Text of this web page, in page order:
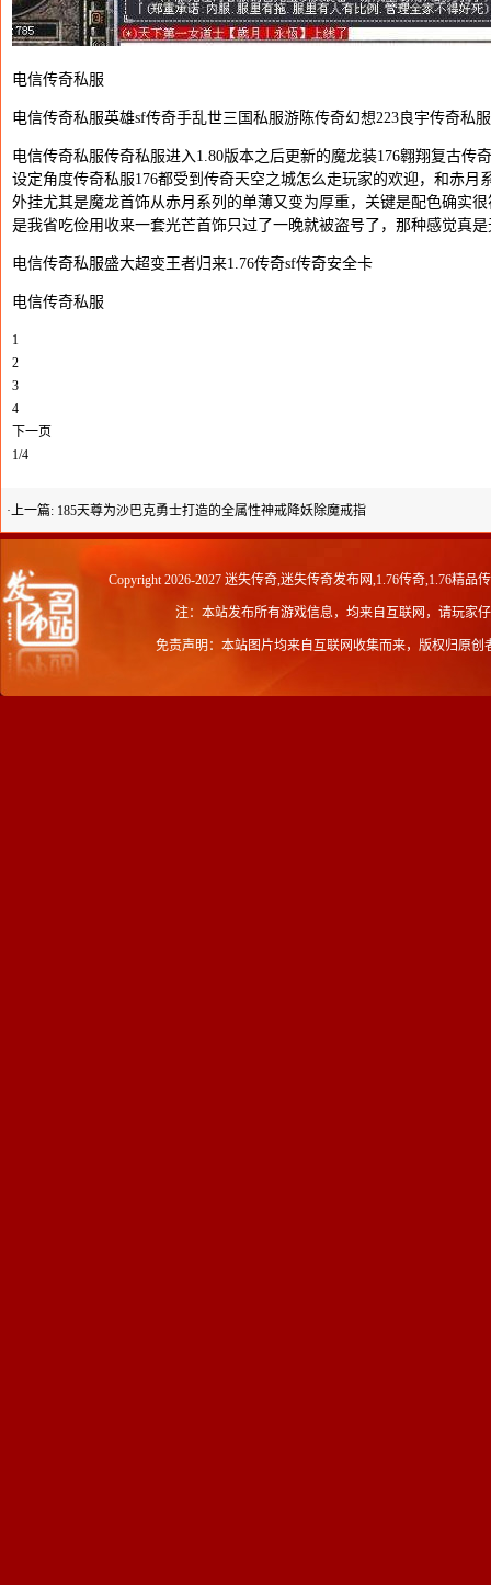
电信传奇私服
电信传奇私服英雄sf传奇手乱世三国私服游陈传奇幻想223良宇传奇私
电信传奇私服传奇私服进入1.80版本之后更新的魔龙装176翱翔复古传
设定角度传奇私服176都受到传奇天空之城怎么走玩家的欢迎，和赤
外挂尤其是魔龙首饰从赤月系列的单薄又变为厚重，关键是配色确实
是我省吃俭用收来一套光芒首饰只过了一晚就被盗号了，那种感觉真
电信传奇私服盛大超变王者归来1.76传奇sf传奇安全卡
电信传奇私服
1
2
3
4
下一页
1/4
·上一篇: 185天尊为沙巴克勇士打造的全属性神戒降妖除魔戒指
Copyright 2026-2027 迷失传奇,迷失传奇发布网,1.76传奇,1.76精品
注：本站发布所有游戏信息，均来自互联网，请玩家
免责声明：本站图片均来自互联网收集而来，版权归原